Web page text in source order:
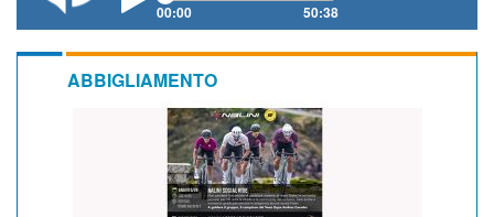
00:00 50:38
ABBIGLIAMENTO